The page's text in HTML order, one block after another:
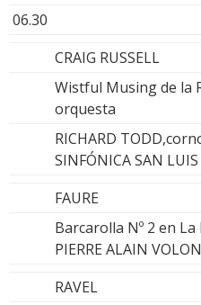
06.30
CRAIG RUSSELL
Wistful Musing de la
orquesta
RICHARD
SINFÓNICA SAN
FAURE
Barcarolla Nº 2 en
PIERRE ALAIN
RAVEL